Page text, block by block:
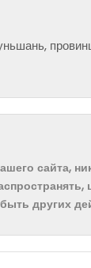
сайта,
других